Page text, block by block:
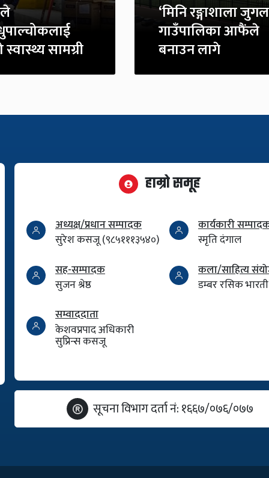
स्वास्थ्य सामग्री
‘मिनि रङ्गाशाला जुगल
गाउँपालिका आफैंले
बनाउन लागे
हाम्रो समूह
अध्यक्ष/प्रधान सम्पादक
सुरेश कसजू (९८५१११३५४०)
कार्यकारी
स्मृति दंगाल
सह-सम्पादक
सुजन श्रेष्ठ
कला/साहित्य
डम्बर रसिक भारती
सम्वाददाता
केशवप्रपाद अधिकारी
सुप्रिन्स कसजू
सूचना विभाग दर्ता नं: १६६७/०७६/०७७